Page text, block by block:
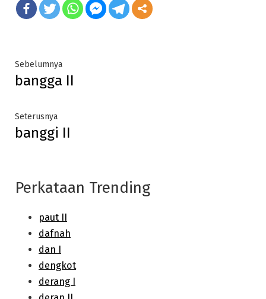
Post
navigation
SebelumnyaPrevious
post:
bangga II
SeterusnyaNext
post:
banggi II
Perkataan Trending